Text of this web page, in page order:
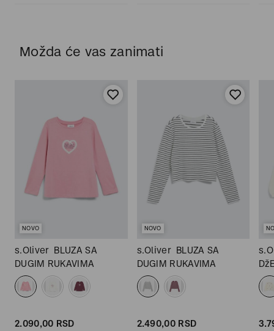
Možda će vas zanimati
NOVO
s.Oliver BLUZA SA
DUGIM RUKAVIMA
2.090,00 RSD
NOVO
s.Oliver BLUZA SA
DUGIM RUKAVIMA
2.490,00 RSD